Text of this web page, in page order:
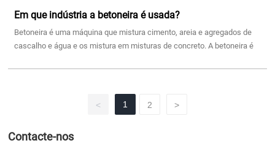
Em que indústria a betoneira é usada?
Betoneira é uma máquina que mistura cimento, areia e agregados de
cascalho e água e os mistura em misturas de concreto. A betoneira é
< 1 2 >
Contacte-nos